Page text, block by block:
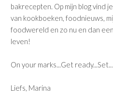
bakrecepten. Op mijn blog vind
van kookboeken, foodnieuws,
foodwereld en zo nu en dan
leven!
On your marks...Get
Liefs, Marina